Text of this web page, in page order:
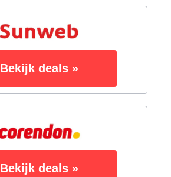
Bekijk deals »
Bekijk deals »